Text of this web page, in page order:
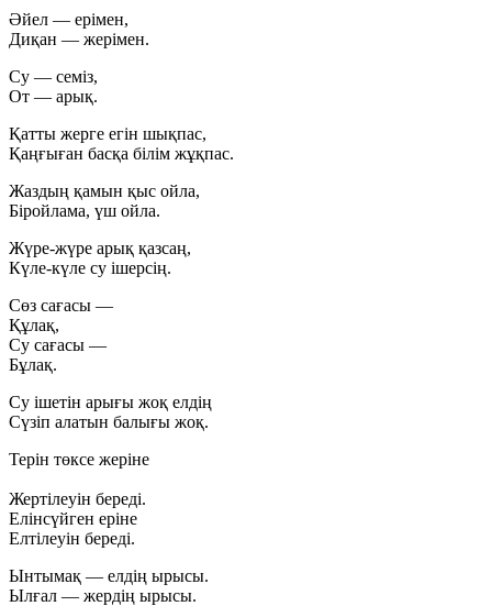
Әйел — ерімен,
Диқан — жерімен.
Су — семіз,
От — арық.
Қатты жерге егін шықпас,
Қаңғыған басқа білім жұқпас.
Жаздың қамын қыс ойла,
Біройлама, үш ойла.
Жүре-жүре арық қазсаң,
Күле-күле су ішерсің.
Сөз сағасы —
Құлақ,
Су сағасы —
Бұлақ.
Су ішетін арығы жоқ елдің
Сүзіп алатын балығы жоқ.
Терін төксе жеріне
Жертілеуін береді.
Елінсүйген еріне
Елтілеуін береді.
Ынтымақ — елдің ырысы.
Ылғал — жердің ырысы.